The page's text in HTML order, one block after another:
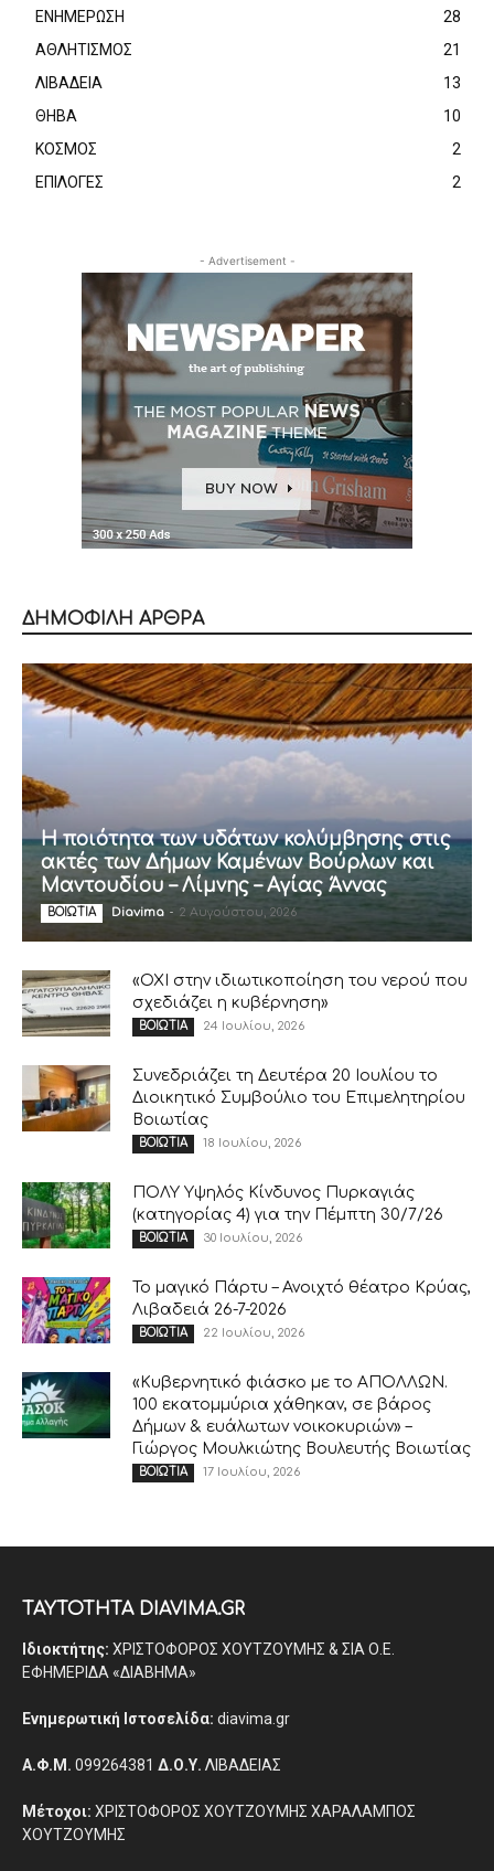
ΕΝΗΜΕΡΩΣΗ
28
ΑΘΛΗΤΙΣΜΟΣ
21
ΛΙΒΑΔΕΙΑ
13
ΘΗΒΑ
10
ΚΟΣΜΟΣ
2
ΕΠΙΛΟΓΕΣ
2
- Advertisement -
ΔΗΜΟΦΙΛΗ ΑΡΘΡΑ
Η ποιότητα των υδάτων κολύμβησης στις
ακτές των Δήμων Καμένων Βούρλων και
Μαντουδίου – Λίμνης – Αγίας Άννας
ΒΟΙΩΤΙΑ Diavima - 2 Αυγούστου, 2026
«ΟΧΙ στην ιδιωτικοποίηση του νερού που
σχεδιάζει η κυβέρνηση»
ΒΟΙΩΤΙΑ 24 Ιουλίου, 2026
Συνεδριάζει τη Δευτέρα 20 Ιουλίου το
Διοικητικό Συμβούλιο του Επιμελητηρίου
Βοιωτίας
ΒΟΙΩΤΙΑ 18 Ιουλίου, 2026
ΠΟΛΥ Υψηλός Κίνδυνος Πυρκαγιάς
(κατηγορίας 4) για την Πέμπτη 30/7/26
ΒΟΙΩΤΙΑ 30 Ιουλίου, 2026
Το μαγικό Πάρτυ – Ανοιχτό θέατρο Κρύας,
Λιβαδειά 26-7-2026
ΒΟΙΩΤΙΑ 22 Ιουλίου, 2026
«Κυβερνητικό φιάσκο με το ΑΠΟΛΛΩΝ.
100 εκατομμύρια χάθηκαν, σε βάρος
Δήμων & ευάλωτων νοικοκυριών» –
Γιώργος Μουλκιώτης Βουλευτής Βοιωτίας
ΒΟΙΩΤΙΑ 17 Ιουλίου, 2026
ΤΑΥΤΟΤΗΤΑ DIAVIMA.GR
Ιδιοκτήτης: ΧΡΙΣΤΟΦΟΡΟΣ ΧΟΥΤΖΟΥΜΗΣ & ΣΙΑ Ο.Ε.
ΕΦΗΜΕΡΙΔΑ «ΔΙΑΒΗΜΑ»
Ενημερωτική Ιστοσελίδα: diavima.gr
Α.Φ.Μ. 099264381 Δ.Ο.Υ. ΛΙΒΑΔΕΙΑΣ
Μέτοχοι: ΧΡΙΣΤΟΦΟΡΟΣ ΧΟΥΤΖΟΥΜΗΣ ΧΑΡΑΛΑΜΠΟΣ
ΧΟΥΤΖΟΥΜΗΣ